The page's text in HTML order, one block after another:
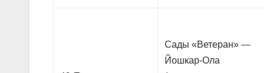
Сады «Ветеран» —
Йошкар-Ола